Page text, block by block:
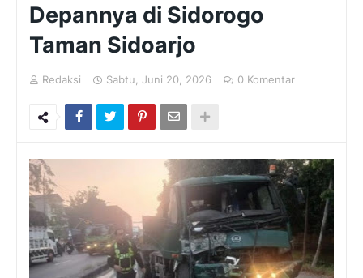
Depannya di Sidorogo
Taman Sidoarjo
Redaksi Sabtu, Juni 20, 2026 0 Komentar